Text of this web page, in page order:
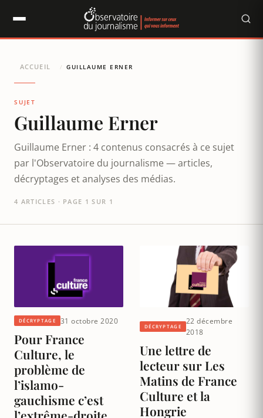
ACCUEIL / GUILLAUME ERNER
SUJET
Guillaume Erner
Guillaume Erner : 4 contenus consacrés à ce sujet
par l'Observatoire du journalisme — articles,
décryptages et analyses des médias.
4 ARTICLES · PAGE 1 SUR 1
DÉCRYPTAGE 31 octobre 2020
Pour France
Culture, le
problème de
l’islamo-
gauchisme c’est
DÉCRYPTAGE
22 décembre
2018
Une lettre de
lecteur sur Les
Matins de France
Culture et la
Hongrie
Panneau de gestion des cookies